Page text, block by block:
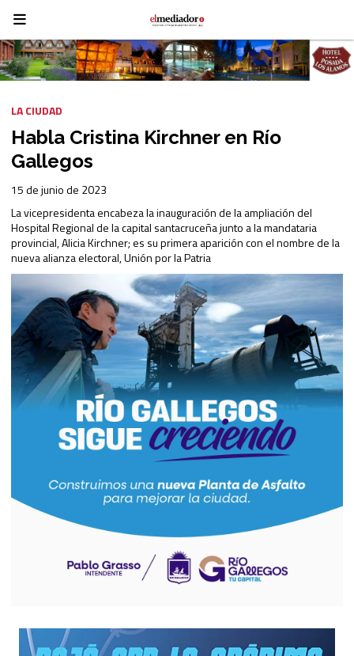
Habla Cristina Kirchner en Río
Gallegos
La vicepresidenta encabeza la inauguración de la ampliación del
Hospital Regional de la capital santacruceña junto a la mandataria
provincial, Alicia Kirchner; es su primera aparición con el nombre de la
nueva alianza electoral, Unión por la Patria
LA CIUDAD
15 de junio de 2023